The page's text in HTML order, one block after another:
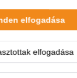
elfogadása
elfogadása
1-3